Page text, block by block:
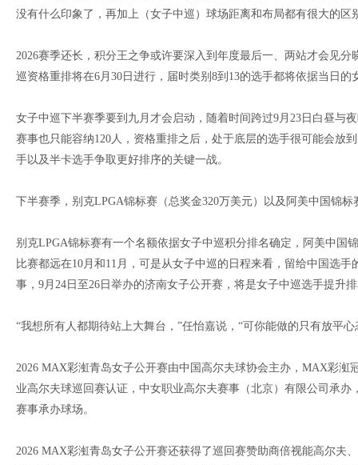
没有什么印象了，再加上（女子中巡）球场距离和布局都有很大的区
2026赛季还长，积分王之争或许要深入到年度最后一、两站才会见
巡资格重排将在6月30日进行，届时类别8到13的选手都将依据当日
女子中巡下半赛季要到九月才会启动，随着时间跨过9月23日白昼与
赛事也只能容纳120人，资格重排之后，处于底层的选手很可能会放
手以及半卡选手争取更好排序的关键一战。
下半赛季，别克LPGA锦标赛（总奖金320万美元）以及阿美中国锦
别克LPGA锦标赛有一个名额依据女子中巡积分排名确定，阿美中国
比赛都远在10月和11月，可是从女子中巡的日程来看，留给中国选
事，9月24日至26日举办的济南女子公开赛，将是女子中巡选手提升
“我想所有人都期待站上大舞台，”任怡嘉说，“可你能做的只有放平
2026 MAX彩渱青岛女子公开赛由中国高尔夫球协会主办，MAX彩
业高尔夫球巡回赛认证，中女职业高尔夫赛事（北京）有限公司承
赛事承办球场。
2026 MAX彩渱青岛女子公开赛还获得了巡回赛赞助商倍视能高尔夫